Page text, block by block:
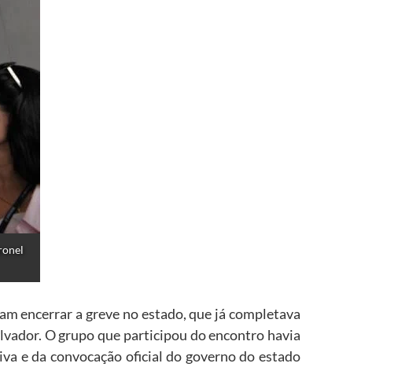
encerrar a greve no estado, que já completava
O grupo que participou do encontro havia
e da convocação oficial do governo do estado